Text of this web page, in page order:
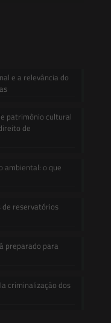
e a relevância do
patrimônio cultural
de
ambiental: o que
de reservatórios
preparado para
criminalização dos